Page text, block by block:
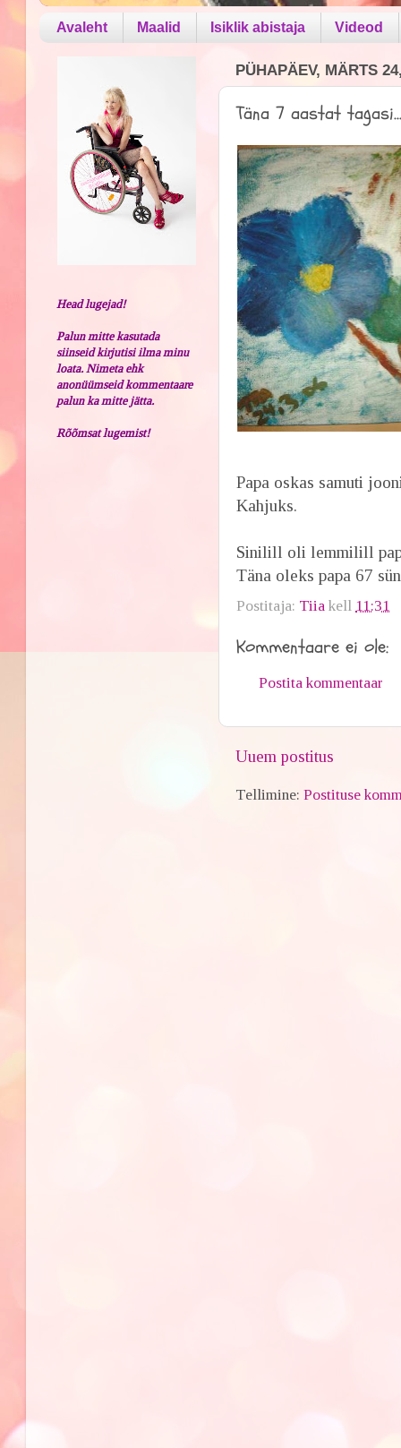
Avaleht Maalid Isiklik abistaja Videod
PÜHAPÄEV, MÄRTS
Täna 7 aastat
Papa oskas samuti
Kahjuks.
Sinilill oli lemmilill
Täna oleks papa 67
Postitaja: Tiia kell 11:31
Kommentaare ei ole:
Postita kommentaar
Uuem postitus
Tellimine:Postituse
Head lugejad!
Palun mitte kasutada
siinseid kirjutisi ilma minu
loata. Nimeta ehk
anonüümseid kommentaare
palun ka mitte jätta.
Rõõmsat lugemist!